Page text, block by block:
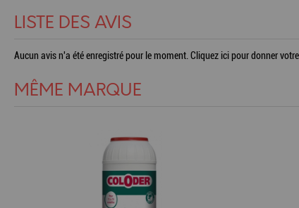
LISTE DES AVIS
Aucun avis n'a été enregistré pour le moment. Cliquez ici pour donner
MÊME MARQUE